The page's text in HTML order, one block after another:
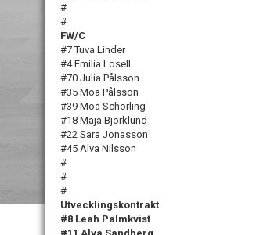
#
#
FW/C
#7 Tuva Linder
#4 Emilia Losell
#70 Julia Pålsson
#35 Moa Pålsson
#39 Moa Schörling
#18 Maja Björklund
#22 Sara Jonasson
#45 Alva Nilsson
#
#
#
Utvecklingskontrakt
#8 Leah Palmkvist